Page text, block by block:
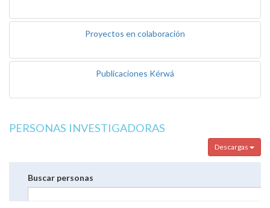
Proyectos en colaboración
Publicaciones Kérwá
PERSONAS INVESTIGADORAS
Descargas
Buscar personas